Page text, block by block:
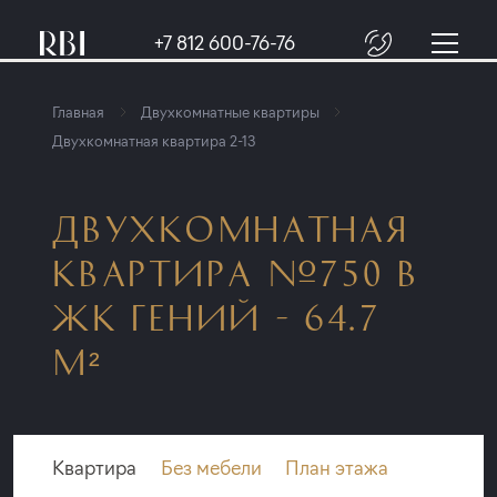
+7 812 600-76-76
Главная
Двухкомнатные квартиры
Двухкомнатная квартира 2-13
ДВУХКОМНАТНАЯ
КВАРТИРА №750 В
ЖК ГЕНИЙ - 64.7
М²
Квартира Без мебели План этажа